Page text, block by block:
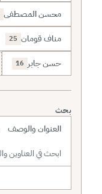
محسن المصطفى
مناف قومان 25
حسن جابر 16
بحث
نطاق البحث